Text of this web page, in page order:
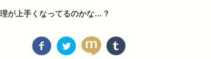
が上手くなってるのかな…？